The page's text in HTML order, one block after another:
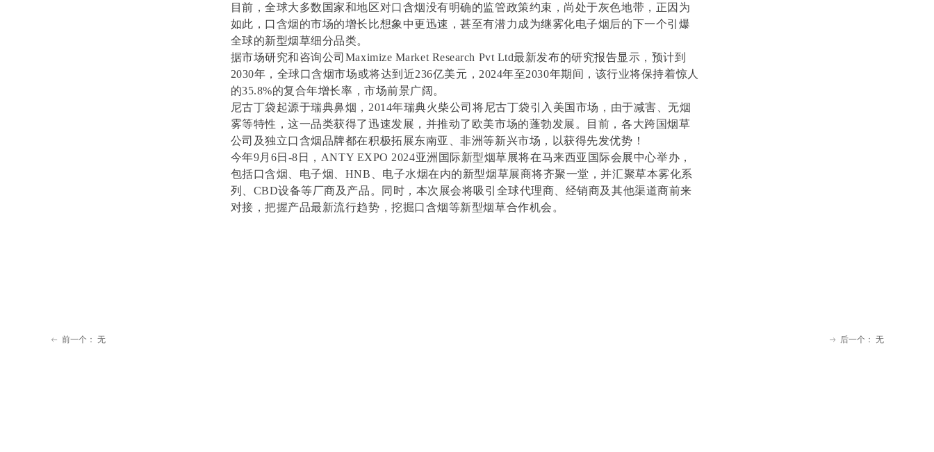
目前，全球大多数国家和地区对口含烟没有明确的监管政策约束，尚处于灰色地带，正因为
如此，口含烟的市场的增长比想象中更迅速，甚至有潜力成为继雾化电子烟后的下一个引爆
全球的新型烟草细分品类。
据市场研究和咨询公司Maximize Market Research Pvt Ltd最新发布的研究报告显示，预计到
2030年，全球口含烟市场或将达到近236亿美元，2024年至2030年期间，该行业将保持着惊人
的35.8%的复合年增长率，市场前景广阔。
尼古丁袋起源于瑞典鼻烟，2014年瑞典火柴公司将尼古丁袋引入美国市场，由于减害、无烟
雾等特性，这一品类获得了迅速发展，并推动了欧美市场的蓬勃发展。目前，各大跨国烟草
公司及独立口含烟品牌都在积极拓展东南亚、非洲等新兴市场，以获得先发优势！
今年9月6日-8日，ANTY EXPO 2024亚洲国际新型烟草展将在马来西亚国际会展中心举办，
包括口含烟、电子烟、HNB、电子水烟在内的新型烟草展商将齐聚一堂，并汇聚草本雾化系
列、CBD设备等厂商及产品。同时，本次展会将吸引全球代理商、经销商及其他渠道商前来
对接，把握产品最新流行趋势，挖掘口含烟等新型烟草合作机会。
ꂃ 前一个： 无 ꁹ 后一个： 无